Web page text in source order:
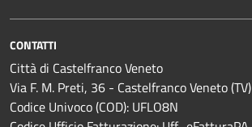
CONTATTI
Città di Castelfranco Veneto
Via F. M. Preti, 36 - Castelfranco Veneto (TV)
Codice Univoco (COD): UFLO8N